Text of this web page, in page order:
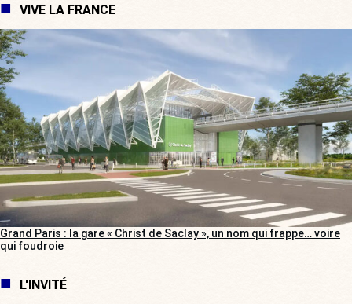
VIVE LA FRANCE
Grand Paris : la gare « Christ de Saclay », un nom qui frappe… voire
qui foudroie
L'INVITÉ